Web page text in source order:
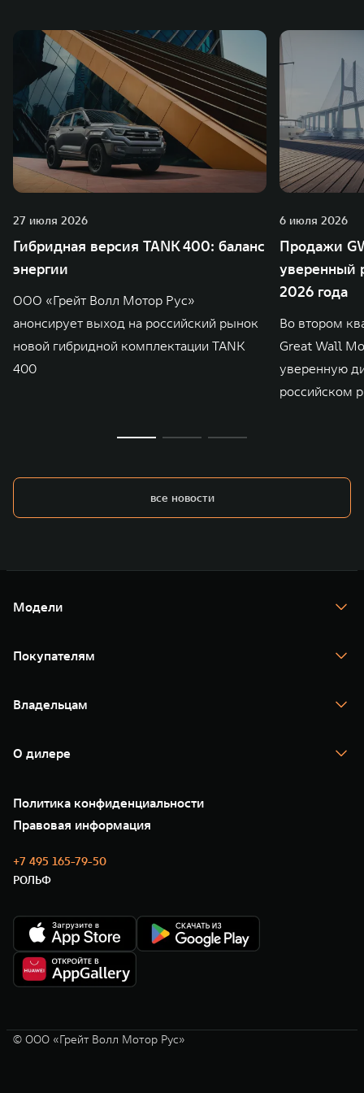
27 июля 2026
Гибридная версия TANK 400: баланс
энергии
ООО «Грейт Волл Мотор Рус»
анонсирует выход на российский рынок
новой гибридной комплектации TANK
400
6 июля 2026
Продажи
уверенный
2026 года
Во втором
Great Wall
уверенную
российском
все новости
Модели
TANK 400
TANK 500
Покупателям
Тест-драйв
TANK Финансы
Корпоративным клиентам
Зарядные станции
Владельцам
Помощь на дороге
Новые цифровые сервисы TANK
Сервис
Нулевое ТО
Моторные масла
О дилере
35 лет GWM
GWM ТЕХ ДЕНЬ
Новости
Политика конфиденциальности
Правовая информация
+7 495 165-79-50
РОЛЬФ
© ООО «Грейт Волл Мотор Рус»